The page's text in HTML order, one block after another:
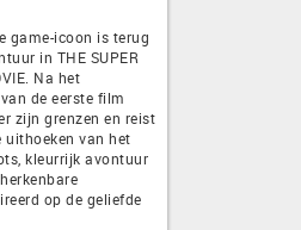
game-icoon is terug
in THE SUPER
Na het
de eerste film
zijn grenzen en reist
van het
kleurrijk avontuur
op de geliefde